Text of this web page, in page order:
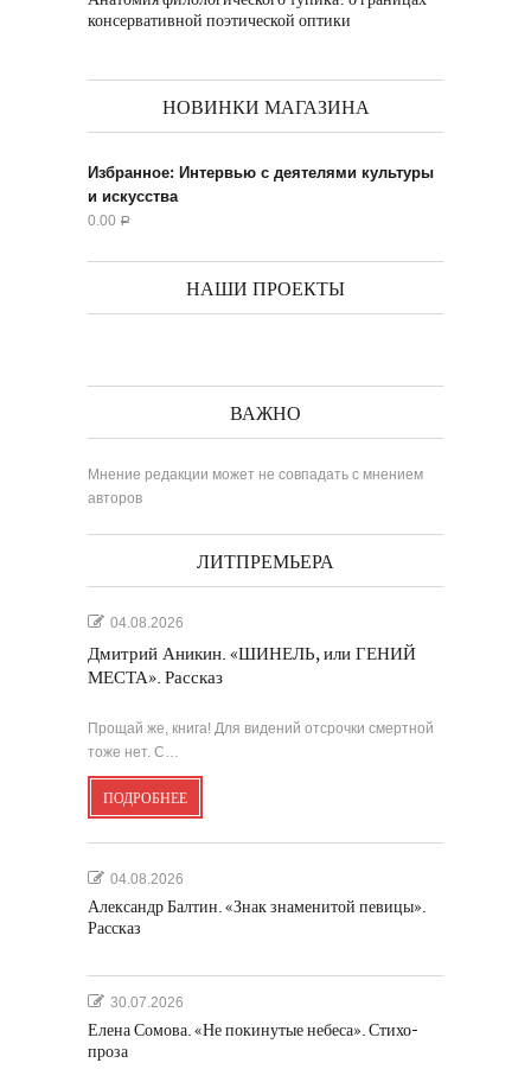
консервативной поэтической оптики
НОВИНКИ МАГАЗИНА
Избранное: Интервью с деятелями культуры
и искусства
0.00 Р
НАШИ ПРОЕКТЫ
ВАЖНО
Мнение редакции может не совпадать с мнением
авторов
ЛИТПРЕМЬЕРА
04.08.2026
Дмитрий Аникин. «ШИНЕЛЬ, или ГЕНИЙ
МЕСТА». Рассказ
Прощай же, книга! Для видений отсрочки смертной
тоже нет. С…
ПОДРОБНЕЕ
04.08.2026
Александр Балтин. «Знак знаменитой певицы».
Рассказ
30.07.2026
Елена Сомова. «Не покинутые небеса». Стихо-
проза